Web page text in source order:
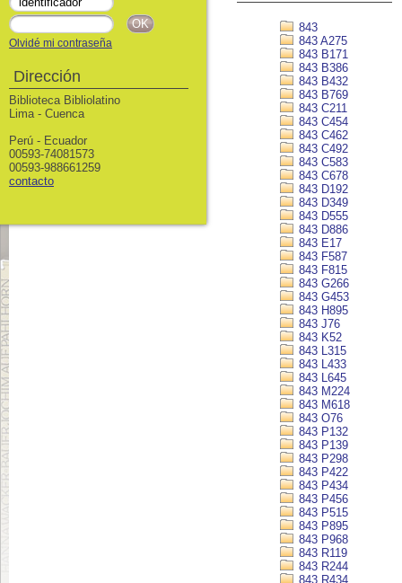
843
843 A275
843 B171
843 B386
843 B432
843 B769
843 C211
843 C454
843 C462
843 C492
843 C583
843 C678
843 D192
843 D349
843 D555
843 D886
843 E17
843 F587
843 F815
843 G266
843 G453
843 H895
843 J76
843 K52
843 L315
843 L433
843 L645
843 M224
843 M618
843 O76
843 P132
843 P139
843 P298
843 P422
843 P434
843 P456
843 P515
843 P895
843 P968
843 R119
843 R244
843 R434
Olvidé mi contraseña
Dirección
Biblioteca Bibliolatino
Lima - Cuenca
Perú - Ecuador
00593-74081573
00593-988661259
contacto